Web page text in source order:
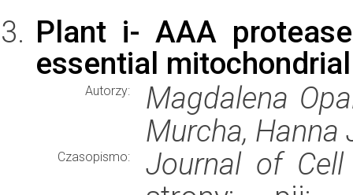
Plant i- AAA
essential
Autorzy:
Magdalena
Murcha, Hanna
Czasopismo:
Journal of Cell